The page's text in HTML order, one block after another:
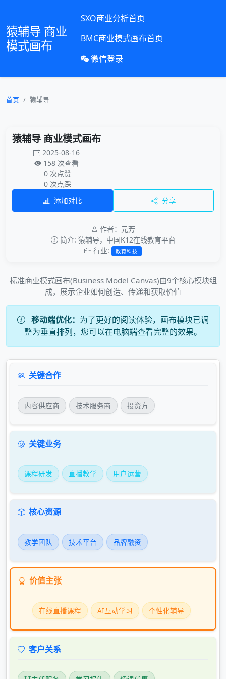
猿辅导 商业
模式画布
SXO商业分析首页
BMC商业模式画布首页
微信登录
首页 猿辅导
猿辅导 商业模式画布
2025-08-16
158 次查看
0 次点赞
0 次点踩
添加对比
分享
作者：元芳
简介: 猿辅导，中国K12在线教育平台
行业:
教育科技
标准商业模式画布(Business Model Canvas)由9个核心模块组
成，展示企业如何创造、传递和获取价值
移动端优化： 为了更好的阅读体验，画布模块已调
整为垂直排列，您可以在电脑端查看完整的效果。
关键合作
内容供应商 技术服务商 投资方
关键业务
课程研发 直播教学 用户运营
核心资源
教学团队 技术平台 品牌融资
价值主张
在线直播课程 AI互动学习 个性化辅导
客户关系